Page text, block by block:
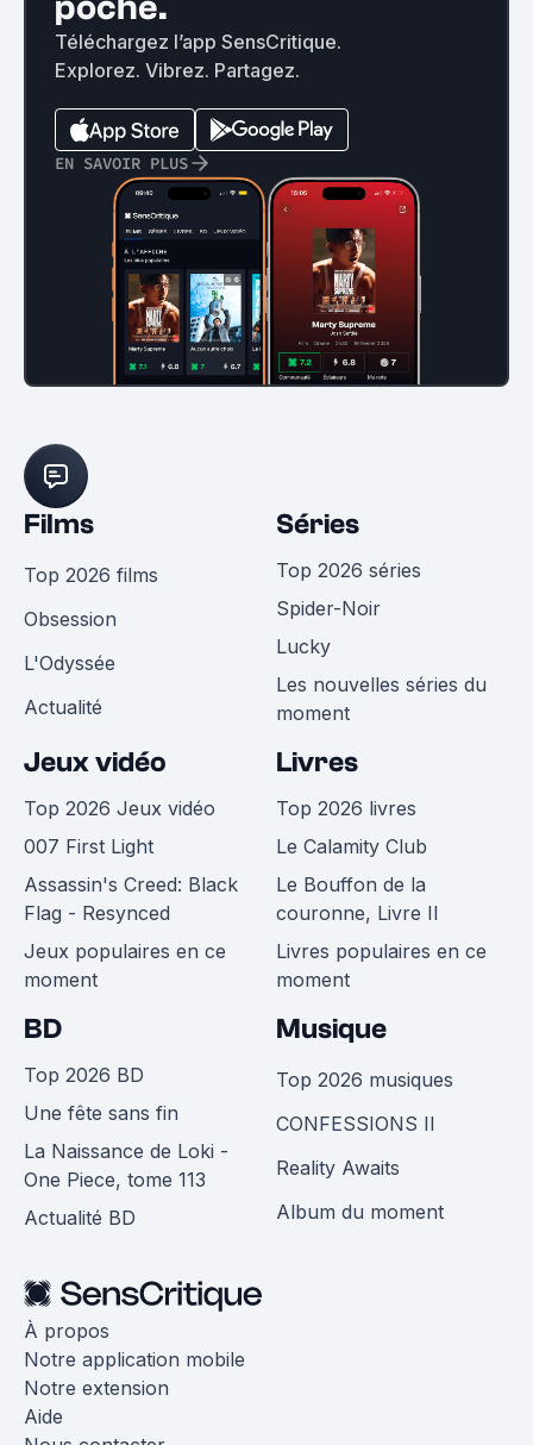
Téléchargez l’app SensCritique.
Explorez. Vibrez. Partagez.
EN SAVOIR PLUS
Films
Top 2026 films
Obsession
L'Odyssée
Actualité
Séries
Top 2026 séries
Spider-Noir
Lucky
Les nouvelles séries du
moment
Jeux vidéo
Top 2026 Jeux vidéo
007 First Light
Assassin's Creed: Black
Flag - Resynced
Jeux populaires en ce
moment
Livres
Top 2026 livres
Le Calamity Club
Le Bouffon de la
couronne, Livre II
Livres populaires en ce
moment
BD
Top 2026 BD
Une fête sans fin
La Naissance de Loki -
One Piece, tome 113
Actualité BD
Musique
Top 2026 musiques
CONFESSIONS II
Reality Awaits
Album du moment
À propos
Notre application mobile
Notre extension
Aide